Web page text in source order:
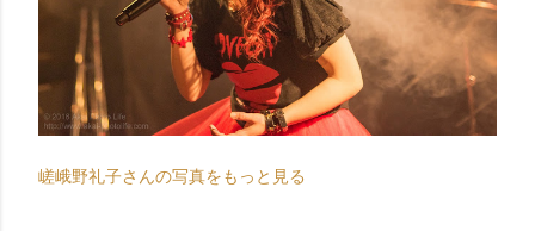
嵯峨野礼子さんの写真をもっと見る